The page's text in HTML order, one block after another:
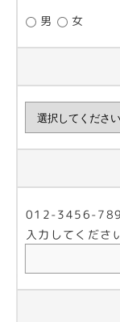
男 女
012-3456-
入力してくださ